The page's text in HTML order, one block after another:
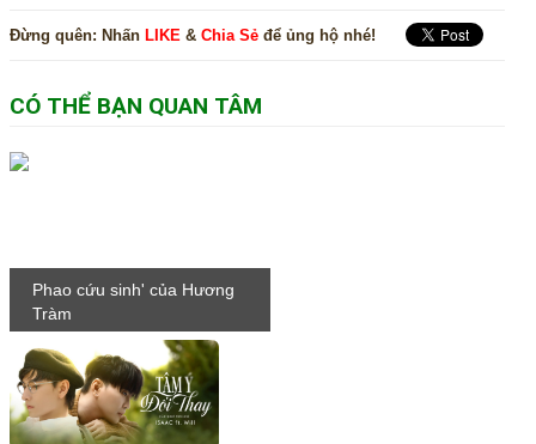
Đừng quên: Nhấn LIKE & Chia Sẻ để ủng hộ nhé!
CÓ THỂ BẠN QUAN TÂM
Phao cứu sinh' của Hương
Tràm